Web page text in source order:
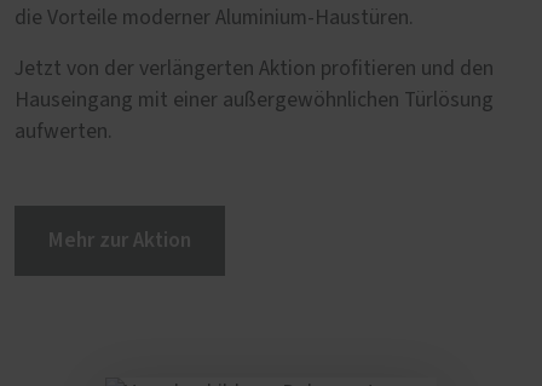
die Vorteile moderner Aluminium-Haustüren.
Jetzt von der verlängerten Aktion profitieren und den
Hauseingang mit einer außergewöhnlichen Türlösung
aufwerten.
Mehr zur Aktion